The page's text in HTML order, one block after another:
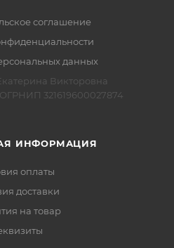
соглашение
данных
Викторовна
321619600027874
ИНФОРМАЦИЯ
оплаты
доставки
на товар